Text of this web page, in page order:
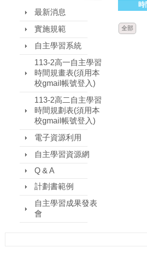
最新消息
實施規範
自主學習系統
113-2高一自主學習
時間規畫表(須用本
校gmail帳號登入)
113-2高二自主學習
時間規劃表(須用本
校gmail帳號登入)
電子資源利用
自主學習資源網
Q & A
計劃書範例
自主學習成果發表
會
時
全部